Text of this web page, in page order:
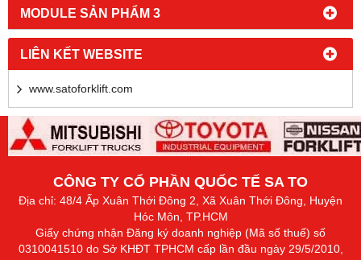
MODULE SẢN PHẨM 3
LIÊN KẾT WEBSITE
www.satoforklift.com
CÔNG TY CỔ PHẦN QUỐC TẾ SA TO
Địa chỉ: 48/4 Ấp Xuân Thới Đông 2, Xã Xuân Thới Đông, Huyện
Hóc Môn, TP.HCM
Giấy chứng nhận Đăng ký doanh nghiệp (Mã số thuế) số
0310041510 do Sở KHĐT TPHCM cấp lần đầu ngày 29/5/2010,